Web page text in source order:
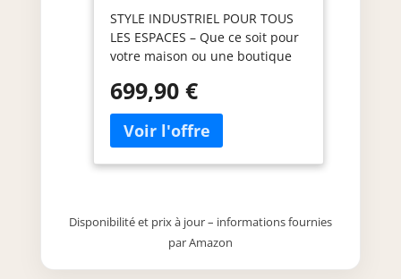
201x222x32 cm
STYLE INDUSTRIEL POUR TOUS
LES ESPACES – Que ce soit pour
votre maison ou une boutique
métal noir avec étagères en bois
de chêne apporte une touche
loft élégante à chaque pièce.
CHARGE LOURDE DE 360 KG –
Grâce à ses tubes en acier
nombreux vêtements, même les
plus lourds – sans perçage au
699,90 €
Disponibilité et prix à jour – informations fournies
par Amazon